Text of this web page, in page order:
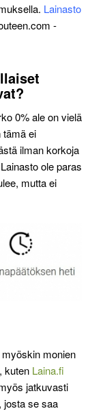
Lainasto
-
0% ale on vielä
tämä ei
ilman korkoja
ole paras
mutta ei
monien
kuten Laina.fi
jatkuvasti
josta se saa